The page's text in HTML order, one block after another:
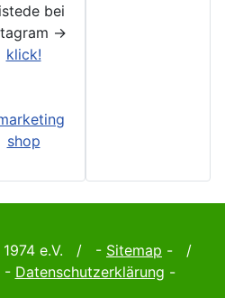
bei
->
klick!
1974 e.V. / - Sitemap - /
Datenschutzerklärung -